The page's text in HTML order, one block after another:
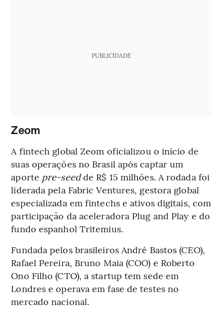
PUBLICIDADE
Zeom
A fintech global Zeom oficializou o início de
suas operações no Brasil após captar um
aporte pre-seedde R$ 15 milhões. A rodada foi
liderada pela Fabric Ventures, gestora global
especializada em fintechs e ativos digitais, com
participação da aceleradora Plug and Play e do
fundo espanhol Tritemius.
Fundada pelos brasileiros André Bastos (CEO),
Rafael Pereira, Bruno Maia (COO) e Roberto
Ono Filho (CTO), a startup tem sede em
Londres e operava em fase de testes no
mercado nacional.